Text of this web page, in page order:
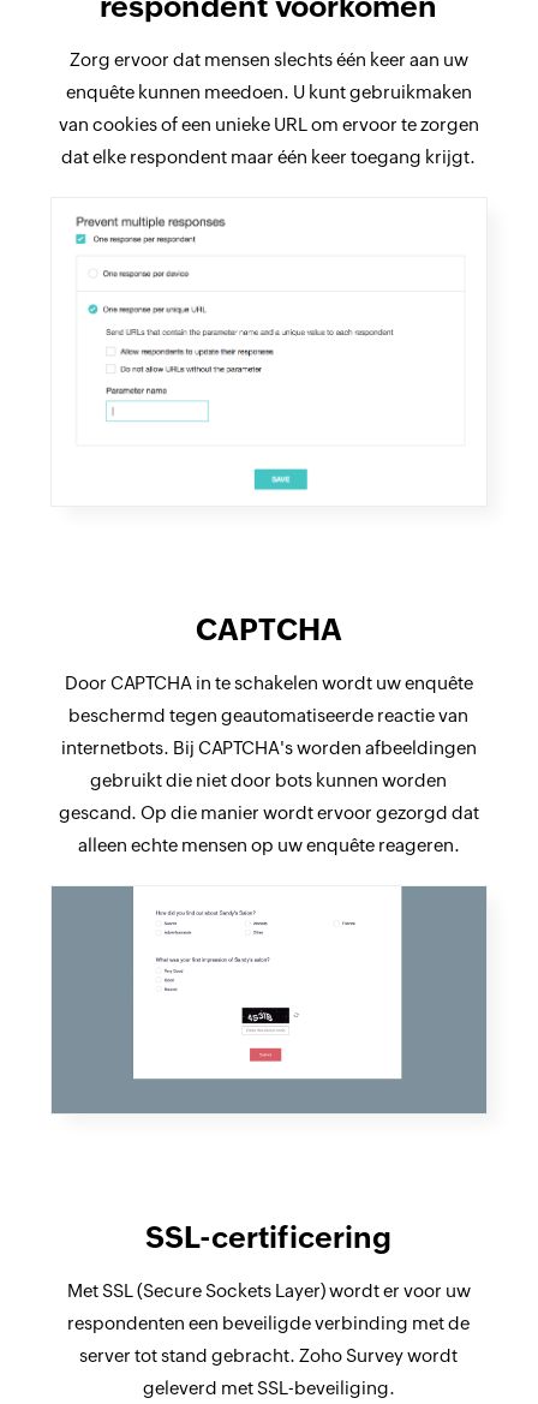
Zorg ervoor dat mensen slechts één keer aan uw
enquête kunnen meedoen. U kunt gebruikmaken
van cookies of een unieke URL om ervoor te zorgen
dat elke respondent maar één keer toegang krijgt.
CAPTCHA
Door CAPTCHA in te schakelen wordt uw enquête
beschermd tegen geautomatiseerde reactie van
internetbots. Bij CAPTCHA's worden afbeeldingen
gebruikt die niet door bots kunnen worden
gescand. Op die manier wordt ervoor gezorgd dat
alleen echte mensen op uw enquête reageren.
SSL-certificering
Met SSL (Secure Sockets Layer) wordt er voor uw
respondenten een beveiligde verbinding met de
server tot stand gebracht. Zoho Survey wordt
geleverd met SSL-beveiliging.